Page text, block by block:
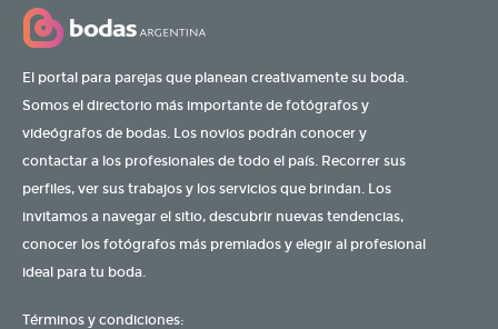
El portal para parejas que planean creativamente su boda.
Somos el directorio más importante de fotógrafos y
videógrafos de bodas. Los novios podrán conocer y
contactar a los profesionales de todo el país. Recorrer sus
perfiles, ver sus trabajos y los servicios que brindan. Los
invitamos a navegar el sitio, descubrir nuevas tendencias,
conocer los fotógrafos más premiados y elegir al profesional
ideal para tu boda.
Términos y condiciones: